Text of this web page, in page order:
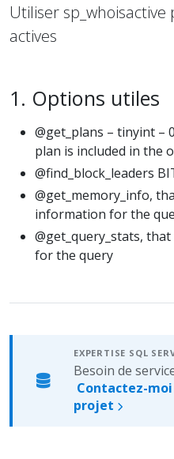
Utiliser
actives
Options utiles
@get_plans – tinyint –
plan is included in the
@find_block_leaders
@get_memory_info,
information for the
@get_query_stats,
for the query
EXPERTISE SQL
Besoin de
Contactez-
projet